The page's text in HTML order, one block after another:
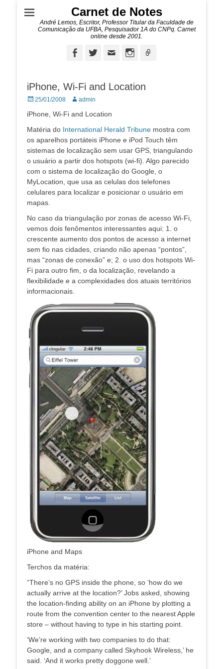
Carnet de Notes
André Lemos, Escritor, Professor Titular da Faculdade de
Comunicação da UFBA, Pesquisador 1A do CNPq. Carnet
online desde 2001.
FacebookTwitterEmail Instagram
iPhone, Wi-Fi and Location
Posted
25/01/2008 Autor:admin
iPhone, Wi-Fi and Location
Matéria do International Herald Tribune mostra com
os aparelhos portáteis iPhone e iPod Touch têm
sistemas de localização sem usar GPS, triangulando
o usuário a partir dos hotspots (wi-fi). Algo parecido
com o sistema de localização do Google, o
MyLocation, que usa as celulas dos telefones
celulares para localizar e posicionar o usuário em
mapas.
No caso da triangulação por zonas de acesso Wi-Fi,
vemos dois fenômentos interessantes aqui: 1. o
crescente aumento dos pontos de acesso a internet
sem fio nas cidades, criando não apenas “pontos”,
mas “zonas de conexão” e; 2. o uso dos hotspots Wi-
Fi para outro fim, o da localização, revelando a
flexibilidade e a complexidades dos atuais territórios
informacionais.
iPhone and Maps
Terchos da matéria:
“There’s no GPS inside the phone, so ‘how do we
actually arrive at the location?’ Jobs asked, showing
the location-finding ability on an iPhone by plotting a
route from the convention center to the nearest Apple
store – without having to type in his starting point.
‘We’re working with two companies to do that:
Google, and a company called Skyhook Wireless,’ he
said. ‘And it works pretty doggone well.’